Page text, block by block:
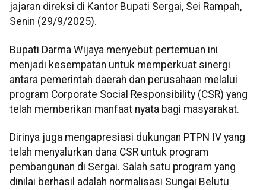
jajaran direksi di Kantor Bupati Sergai, Sei Rampah,
Senin (29/9/2025).
Bupati Darma Wijaya menyebut pertemuan ini
menjadi kesempatan untuk memperkuat sinergi
antara pemerintah daerah dan perusahaan melalui
program Corporate Social Responsibility (CSR) yang
telah memberikan manfaat nyata bagi masyarakat.
Dirinya juga mengapresiasi dukungan PTPN IV yang
telah menyalurkan dana CSR untuk program
pembangunan di Sergai. Salah satu program yang
dinilai berhasil adalah normalisasi Sungai Belutu